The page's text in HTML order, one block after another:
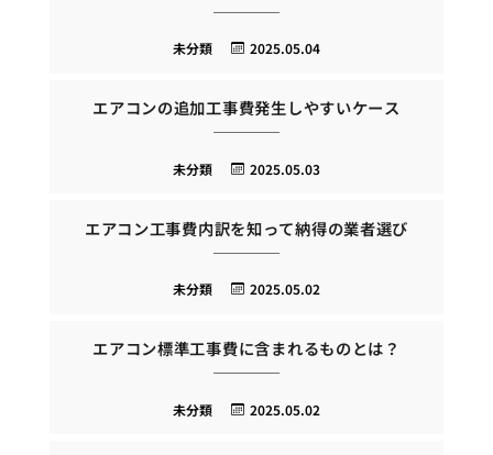
2025.05.04
未分類
エアコンの追加工事費発生しやすいケース
2025.05.03
未分類
エアコン工事費内訳を知って納得の業者選び
2025.05.02
未分類
エアコン標準工事費に含まれるものとは？
2025.05.02
未分類